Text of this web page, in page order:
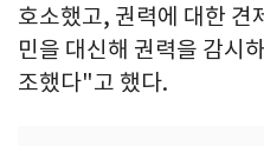
호소했고, 권력에 대한 견
민을 대신해 권력을 감시
조했다"고 했다.